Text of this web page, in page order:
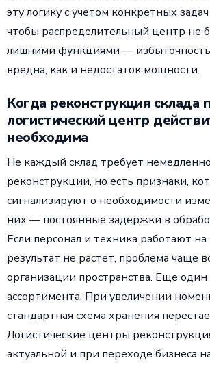
эту логику с учетом конкретных
чтобы распределительный центр не
лишними функциями — избыточность
вредна, как и недостаток мощности.
Когда реконструкция склада
логистический центр
необходима
Не каждый склад требует
реконструкции, но есть признаки,
сигнализируют о необходимости
них — постоянные задержки в
Если персонал и техника работают на
результат не растет, проблема чаще
организации пространства. Еще
ассортимента. При увеличении
стандартная схема хранения
Логистические центры
актуальной и при переходе бизнеса